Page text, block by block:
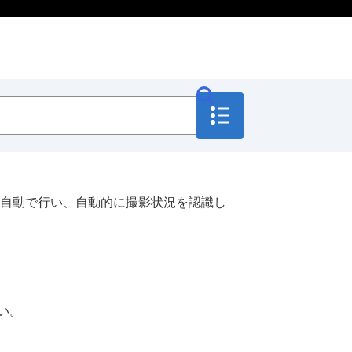
動で行い、自動的に撮影状況を認識し
。